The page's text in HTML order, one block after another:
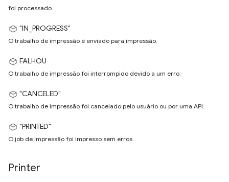
foi processado.
"IN_PROGRESS"
O trabalho de impressão é enviado para impressão.
FALHOU
O trabalho de impressão foi interrompido devido a um erro.
"CANCELED"
O trabalho de impressão foi cancelado pelo usuário ou por uma API.
"PRINTED"
O job de impressão foi impresso sem erros.
Printer